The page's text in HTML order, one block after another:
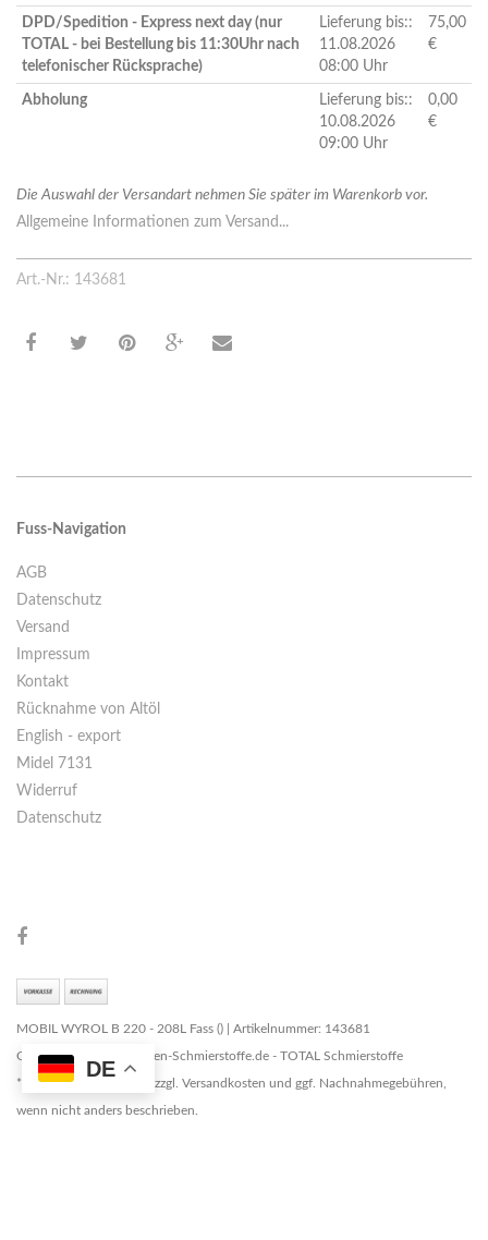
DE
DPD/Spedition - Express next day (nur
TOTAL - bei Bestellung bis 11:30Uhr nach
telefonischer Rücksprache)
Lieferung bis::
11.08.2026
08:00 Uhr
75,00
€
Abholung
Lieferung bis::
10.08.2026
09:00 Uhr
0,00
€
Die Auswahl der Versandart nehmen Sie später im Warenkorb vor.
Allgemeine Informationen zum Versand...
Art.-Nr.: 143681
Fuss-Navigation
AGB
Datenschutz
Versand
Impressum
Kontakt
Rücknahme von Altöl
English - export
Midel 7131
Widerruf
Datenschutz
MOBIL WYROL B 220 - 208L Fass () | Artikelnummer: 143681
Copyright © 2026 Marken-Schmierstoffe.de - TOTAL Schmierstoffe
* Alle Preise zzgl. MwSt. zzgl. Versandkosten und ggf. Nachnahmegebühren,
wenn nicht anders beschrieben.